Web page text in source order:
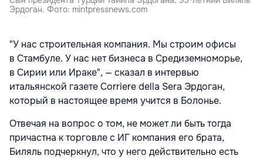
Эрдоган. Фото: mintpressnews.com
"У нас строительная компания. Мы строим офисы
в Стамбуле. У нас нет бизнеса в Средиземноморье,
в Сирии или Ираке", — сказал в интервью
итальянской газете Corriere della Sera Эрдоган,
который в настоящее время учится в Болонье.
Отвечая на вопрос о том, не может ли быть тогда
причастна к торговле с ИГ компания его брата,
Биляль подчеркнул, что у него действительно есть